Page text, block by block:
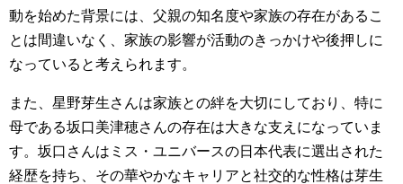
動を始めた背景には、父親の知名度や家族の存在があるこ
とは間違いなく、家族の影響が活動のきっかけや後押しに
なっていると考えられます。
また、星野芽生さんは家族との絆を大切にしており、特に
母である坂口美津穂さんの存在は大きな支えになっていま
す。坂口さんはミス・ユニバースの日本代表に選出された
経歴を持ち、その華やかなキャリアと社交的な性格は芽生